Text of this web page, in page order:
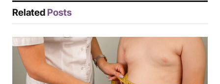
Related Posts